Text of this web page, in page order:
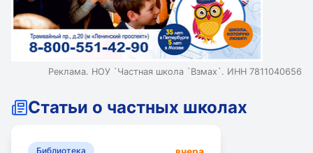
Реклама. НОУ `Частная школа `Взмах`. ИНН 7811040656
Статьи о частных школах
Библиотека